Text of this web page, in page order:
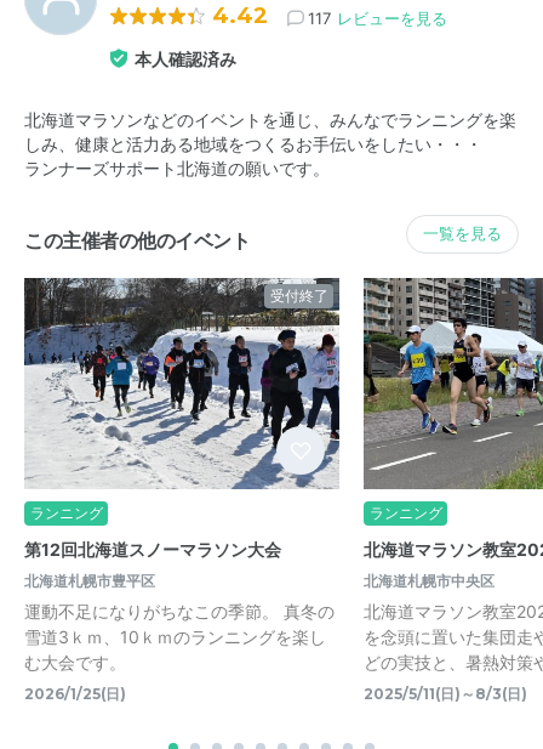
4.42 117 レビューを見る
本人確認済み
北海道マラソンなどのイベントを通じ、みんなでランニングを楽
しみ、健康と活力ある地域をつくるお手伝いをしたい・・・
ランナーズサポート北海道の願いです。
この主催者の他のイベント 一覧を見る
受付終了
ランニング
第12回北海道スノーマラソン大会
北海道札幌市豊平区
運動不足になりがちなこの季節。 真冬の
雪道3ｋｍ、10ｋｍのランニングを楽し
む大会です。
2026/1/25(日)
ランニング
北海道マラソン教室
北海道札幌市中央区
北海道マラソン教室
を念頭に置いた集団走
どの実技と、暑熱対
2025/5/11(日)～8/3(日)